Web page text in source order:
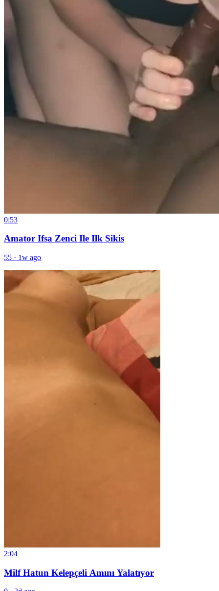
0:53
Amator Ifsa Zenci Ile Ilk Sikis
55 · 1w ago
2:04
Milf Hatun Kelepçeli Amını Yalatıyor